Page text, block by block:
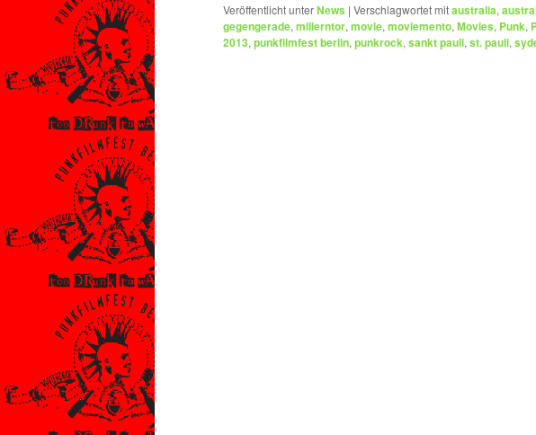
Veröffentlicht unterNews | Verschlagwortet mitaustralia,
gegengerade, millerntor, movie, moviemento, Movies, Punk,
2013, punkfilmfest berlin, punkrock, sankt pauli, st. pauli,